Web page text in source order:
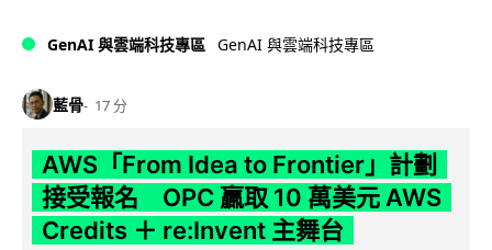
GenAI 與雲端科技專區 GenAI 與雲端科技專區
藍骨 17 分
AWS「From Idea to Frontier」計劃
接受報名 OPC 贏取 10 萬美元 AWS
Credits ＋ re:Invent 主舞台